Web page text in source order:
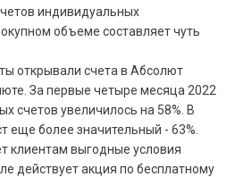
индивидуальных
объеме составляет чуть
открывали счета в Абсолют
За первые четыре месяца 2022
счетов увеличилось на 58%. В
еще более значительный - 63%.
клиентам выгодные условия
действует акция по бесплатному